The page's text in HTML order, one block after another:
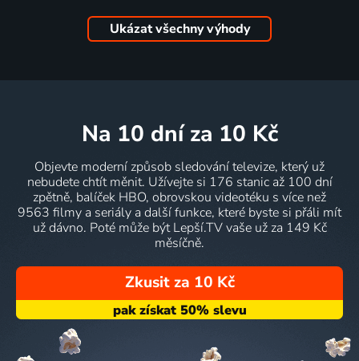
Ukázat všechny výhody
na 10 dní za 10 Kč
Objevte moderní způsob sledování televize, který už
nebudete chtít měnit. Užívejte si 176 stanic až 100 dní
zpětně, balíček HBO, obrovskou videotéku s více než
9563 filmy a seriály a další funkce, které byste si přáli mít
už dávno. Poté může být Lepší.TV vaše už za 149 Kč
měsíčně.
Zkusit za 10 Kč